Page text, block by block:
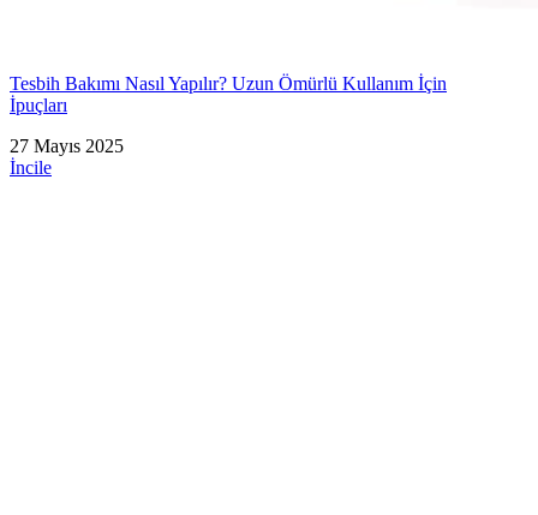
Tesbih Bakımı Nasıl Yapılır? Uzun Ömürlü Kullanım İçin
İpuçları
27 Mayıs 2025
İncile